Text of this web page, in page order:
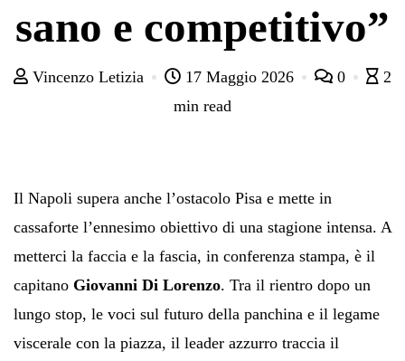
sano e competitivo”
Vincenzo Letizia 17 Maggio 2026 0
2
min read
Il Napoli supera anche l’ostacolo Pisa e mette in
cassaforte l’ennesimo obiettivo di una stagione intensa. A
metterci la faccia e la fascia, in conferenza stampa, è il
capitano Giovanni Di Lorenzo. Tra il rientro dopo un
lungo stop, le voci sul futuro della panchina e il legame
viscerale con la piazza, il leader azzurro traccia il